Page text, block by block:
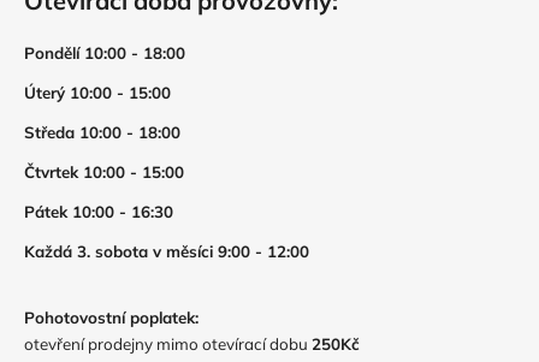
Pondělí 10:00 - 18:00
Úterý 10:00 - 15:00
Středa 10:00 - 18:00
Čtvrtek 10:00 - 15:00
Pátek 10:00 - 16:30
Každá 3. sobota v měsíci 9:00 - 12:00
Pohotovostní poplatek:
otevření prodejny mimo otevírací dobu 250Kč